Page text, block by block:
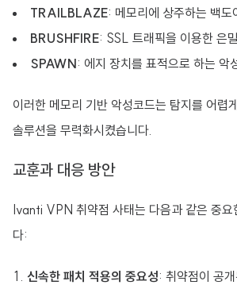
TRAILBLAZE: 메모리에 상주하는 백도
BRUSHFIRE: SSL 트래픽을 이용한 은
SPAWN: 에지 장치를 표적으로 하는 악
이러한 메모리 기반 악성코드는 탐지를 어렵
솔루션을 무력화시켰습니다.
교훈과 대응 방안
Ivanti VPN 취약점 사태는 다음과 같은 중요
다:
신속한 패치 적용의 중요성: 취약점이 공